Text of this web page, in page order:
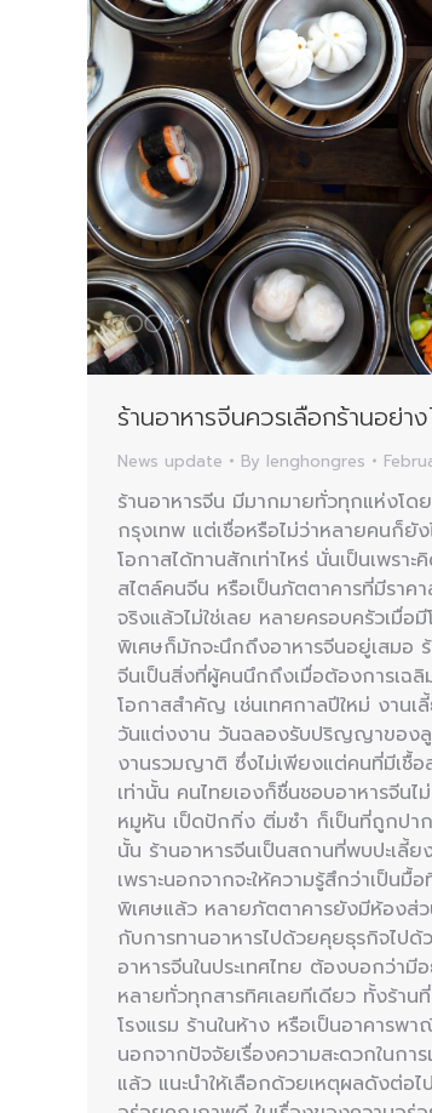
ร้านอาหารจีนควรเลือกร้านอย่า
News update By lenghongres
ร้านอาหารจีน มีมากมายทั่วทุกแห่งโดย
กรุงเทพ แต่เชื่อหรือไม่ว่าหลายคนก็ยั
โอกาสได้ทานสักเท่าไหร่ นั่นเป็นเพราะ
สไตล์คนจีน หรือเป็นภัตตาคารที่มีราค
จริงแล้วไม่ใช่เลย หลายครอบครัวเมื่อ
พิเศษก็มักจะนึกถึงอาหารจีนอยู่เสมอ
จีนเป็นสิ่งที่ผู้คนนึกถึงเมื่อต้องการเฉลิ
โอกาสสำคัญ เช่นเทศกาลปีใหม่ งานเ
วันแต่งงาน วันฉลองรับปริญญาของ
งานรวมญาติ ซึ่งไม่เพียงแต่คนที่มีเชื้อ
เท่านั้น คนไทยเองก็ชื่นชอบอาหารจีนไ
หมูหัน เป็ดปักกิ่ง ติ่มซำ ก็เป็นที่ถูกปา
นั้น ร้านอาหารจีนเป็นสถานที่พบปะเลี้ย
เพราะนอกจากจะให้ความรู้สึกว่าเป็นมื้อ
พิเศษแล้ว หลายภัตตาคารยังมีห้องส่ว
กับการทานอาหารไปด้วยคุยธุรกิจไ
อาหารจีนในประเทศไทย ต้องบอกว่ามี
หลายทั่วทุกสารทิศเลยทีเดียว ทั้งร้าน
โรงแรม ร้านในห้าง หรือเป็นอาคารพ
นอกจากปัจจัยเรื่องความสะดวกในกา
แล้ว แนะนำให้เลือกด้วยเหตุผลดังต่อ